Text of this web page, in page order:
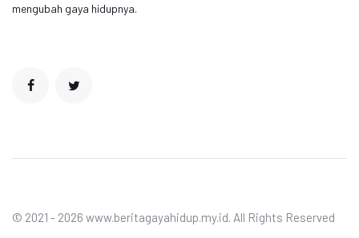
mengubah gaya hidupnya.
© 2021 - 2026 www.beritagayahidup.my.id. All Rights Reserved